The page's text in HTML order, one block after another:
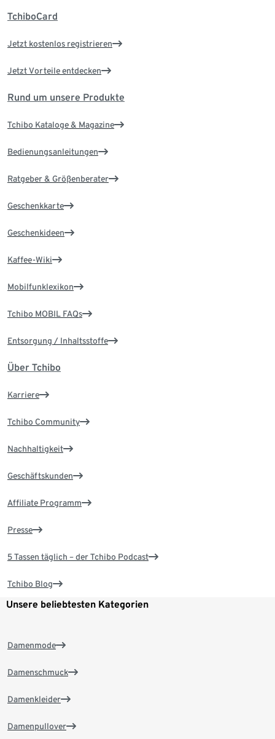
TchiboCard
Jetzt kostenlos registrieren
Jetzt Vorteile entdecken
Rund um unsere Produkte
Tchibo Kataloge & Magazine
Bedienungsanleitungen
Ratgeber & Größenberater
Geschenkkarte
Geschenkideen
Kaffee-Wiki
Mobilfunklexikon
Tchibo MOBIL FAQs
Entsorgung / Inhaltsstoffe
Über Tchibo
Karriere
Tchibo Community
Nachhaltigkeit
Geschäftskunden
Affiliate Programm
Presse
5 Tassen täglich – der Tchibo Podcast
Tchibo Blog
Unsere beliebtesten Kategorien
Damenmode
Damenschmuck
Damenkleider
Damenpullover